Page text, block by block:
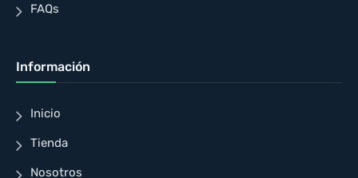
FAQs
Información
Inicio
Tienda
Nosotros